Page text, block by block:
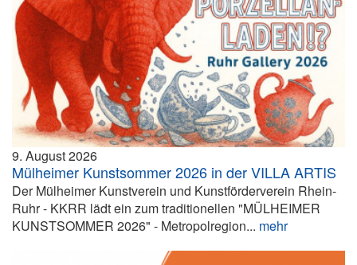
9. August 2026
Mülheimer Kunstsommer 2026 in der VILLA ARTIS
Der Mülheimer Kunstverein und Kunstförderverein Rhein-
Ruhr - KKRR lädt ein zum traditionellen "MÜLHEIMER
KUNSTSOMMER 2026" - Metropolregion... mehr